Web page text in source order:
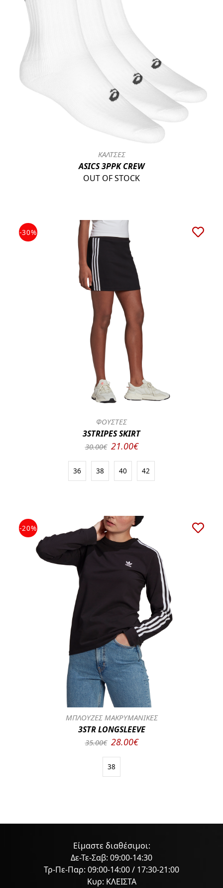
ΚΑΛΤΣΕΣ
ASICS 3PPK CREW
OUT OF STOCK
-30%
ΦΟΥΣΤΕΣ
3STRIPES SKIRT
30.00€ 21.00€
36 38 40 42
-20%
ΜΠΛΟΥΖΕΣ ΜΑΚΡΥΜΑΝΙΚΕΣ
3STR LONGSLEEVE
35.00€ 28.00€
38
Είμαστε διαθέσιμοι:
Δε-Τε-Σαβ: 09:00-14:30
Τρ-Πε-Παρ: 09:00-14:00 / 17:30-21:00
Κυρ: ΚΛΕΙΣΤΑ